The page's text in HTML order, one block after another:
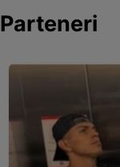
Parteneri